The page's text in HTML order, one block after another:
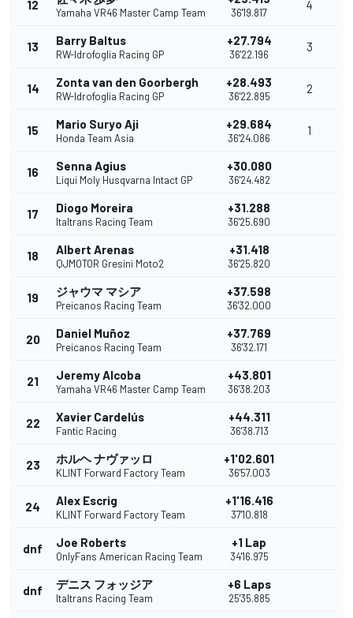
12
Yamaha VR46 Master Camp Team 36'19.817
4
13 Barry Baltus
RW-Idrofoglia Racing GP
+27.794
36'22.196
3
14 Zonta van den Goorbergh
RW-Idrofoglia Racing GP
+28.493
36'22.895
2
15 Mario Suryo Aji
Honda Team Asia
+29.684
36'24.086
1
16 Senna Agius
Liqui Moly Husqvarna Intact GP
+30.080
36'24.482
17 Diogo Moreira
Italtrans Racing Team
+31.288
36'25.690
18 Albert Arenas
QJMOTOR Gresini Moto2
+31.418
36'25.820
19 ジャウマ マシア
Preicanos Racing Team
+37.598
36'32.000
20 Daniel Muñoz
Preicanos Racing Team
+37.769
36'32.171
21 Jeremy Alcoba
Yamaha VR46 Master Camp Team
+43.801
36'38.203
22 Xavier Cardelús
Fantic Racing
+44.311
36'38.713
23 ホルヘ ナヴァッロ
KLINT Forward Factory Team
+1'02.601
36'57.003
24 Alex Escrig
KLINT Forward Factory Team
+1'16.416
37'10.818
dnf Joe Roberts
OnlyFans American Racing Team
+1 Lap
34'16.975
dnf デニス フォッジア
Italtrans Racing Team
+6 Laps
25'35.885